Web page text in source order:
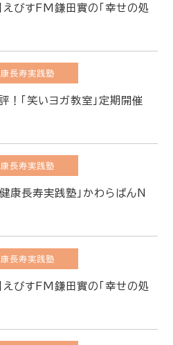
えびすFM鎌田實の「幸せの処
長寿実践塾
「笑いヨガ教室」定期開催
長寿実践塾
康長寿実践塾」かわらばんN
長寿実践塾
えびすFM鎌田實の「幸せの処